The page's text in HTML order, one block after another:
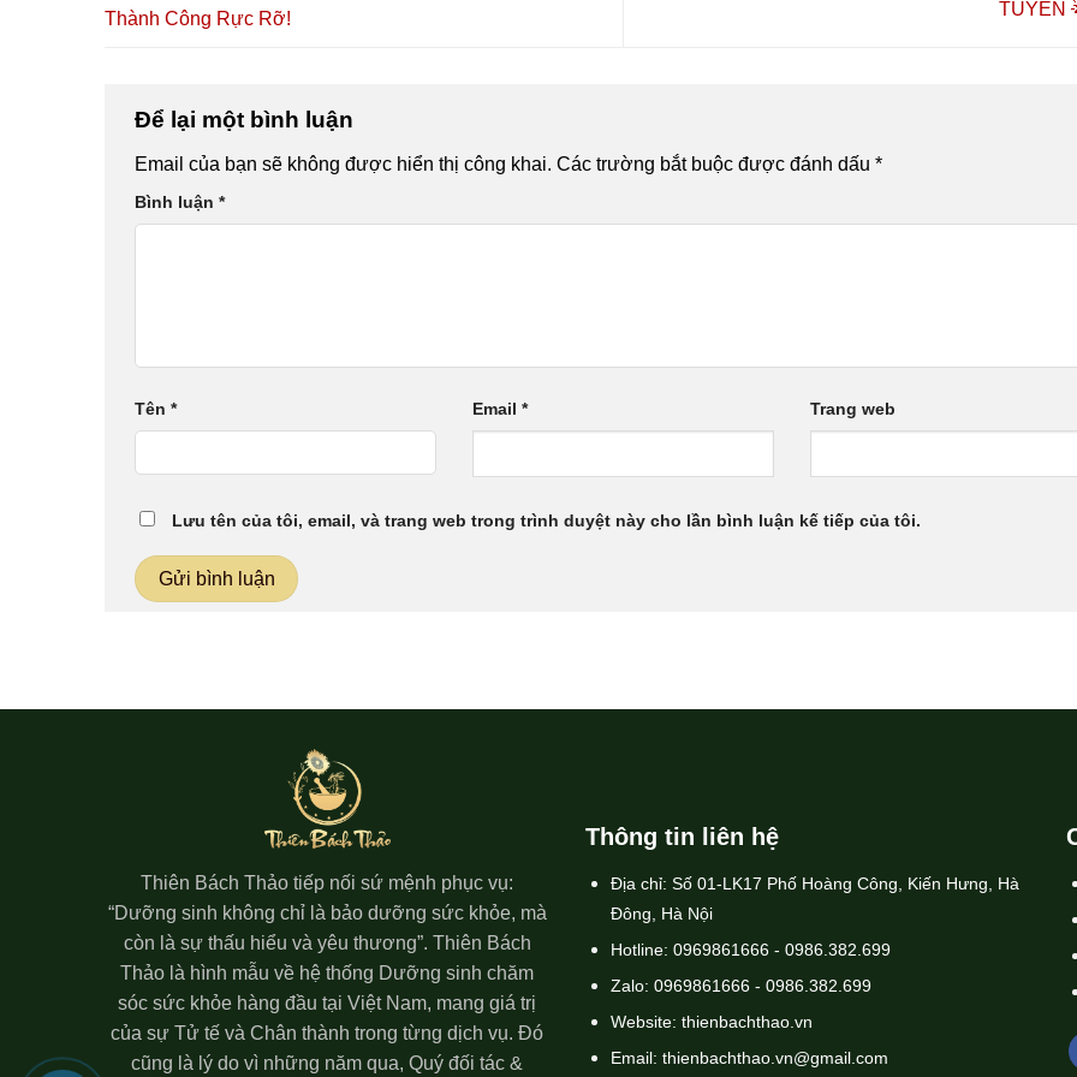
Thành Công Rực Rỡ!
TUYỀN
Để lại một bình luận
Email của bạn sẽ không được hiển thị công khai. Các trường bắt buộc được đánh dấu *
Bình luận *
Tên * Email * Trang web
Lưu tên của tôi, email, và trang web trong trình duyệt này cho lần bình luận kế tiếp của tôi.
Thiên Bách Thảo tiếp nối sứ mệnh phục vụ:
“Dưỡng sinh không chỉ là bảo dưỡng sức khỏe, mà
còn là sự thấu hiểu và yêu thương”. Thiên Bách
Thảo là hình mẫu về hệ thống Dưỡng sinh chăm
sóc sức khỏe hàng đầu tại Việt Nam, mang giá trị
của sự Tử tế và Chân thành trong từng dịch vụ. Đó
cũng là lý do vì những năm qua, Quý đối tác &
Thông tin liên hệ
Địa chỉ: Số 01-LK17 Phố Hoàng Công, Kiến Hưng, Hà
Đông, Hà Nội
Hotline: 0969861666 - 0986.382.699
Zalo: 0969861666 - 0986.382.699
Website: thienbachthao.vn
Email: thienbachthao.vn@gmail.com